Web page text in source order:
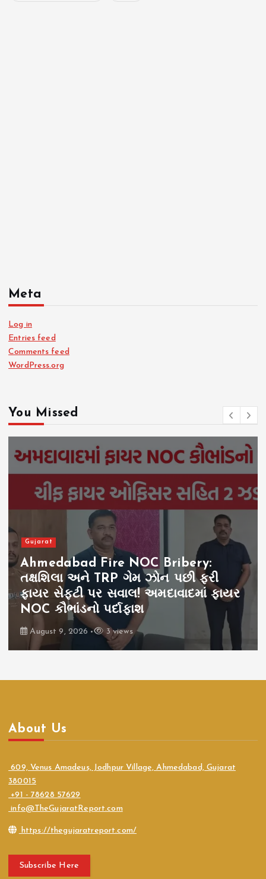
Meta
Log in
Entries feed
Comments feed
WordPress.org
You Missed
Gujarat
Ahmedabad Fire NOC Bribery:
તક્ષશિલા અને TRP ગેમ ઝોન પછી ફરી
ફાયર સેફ્ટી પર સવાલ! અમદાવાદમાં ફાયર
NOC કૌભાંડનો પર્દાફાશ
August 9, 2026 3 views
About Us
609, Venus Amadeus, Jodhpur Village, Ahmedabad, Gujarat
380015
+91 - 78628 57629
info@TheGujaratReport.com
https://thegujaratreport.com/
Subscribe Here